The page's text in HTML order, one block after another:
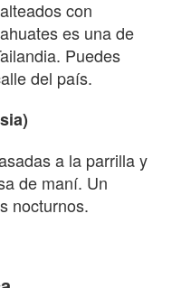
con
es una de
Puedes
del país.
a la parrilla y
de maní. Un
nocturnos.